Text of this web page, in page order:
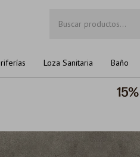
Loza Sanitaria Baño